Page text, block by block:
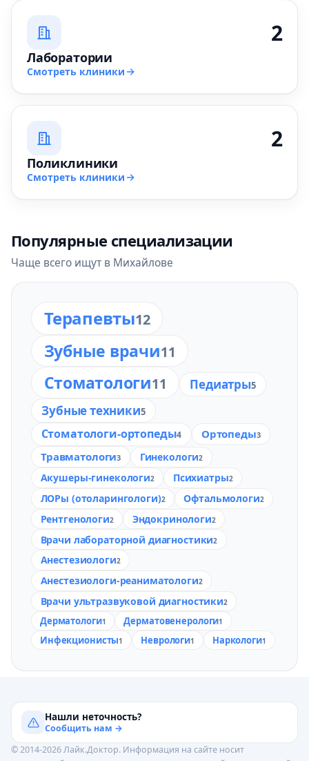
2
Лаборатории
Смотреть клиники
2
Поликлиники
Смотреть клиники
Популярные специализации
Чаще всего ищут в Михайлове
Терапевты12
Зубные врачи11
Стоматологи11 Педиатры5
Зубные техники5
Стоматологи-ортопеды4 Ортопеды3
Травматологи3 Гинекологи2
Акушеры-гинекологи2 Психиатры2
ЛОРы (отоларингологи)2 Офтальмологи2
Рентгенологи2 Эндокринологи2
Врачи лабораторной диагностики2
Анестезиологи2
Анестезиологи-реаниматологи2
Врачи ультразвуковой диагностики2
Дерматологи1 Дерматовенерологи1
Инфекционисты1 Неврологи1 Наркологи1
Нашли неточность?
Сообщить нам →
© 2014-2026 Лайк.Доктор. Информация на сайте носит